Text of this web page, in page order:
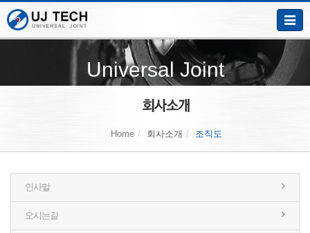
Toggle
Universal Joint
Home 회사소개 조직도
인사말
오시는길